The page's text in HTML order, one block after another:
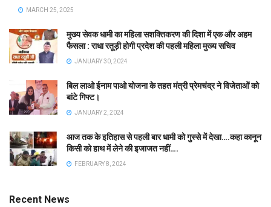
MARCH 25, 2025
मुख्य सेवक धामी का महिला सशक्तिकरण की दिशा में एक और अहम
फैसला : राधा रतूड़ी होगी प्रदेश की पहली महिला मुख्य सचिव
JANUARY 30, 2024
बिल लाओ ईनाम पाओ योजना के तहत मंत्री प्रेमचंद्र ने विजेताओं को
बांटे गिफ्ट।
JANUARY 2, 2024
आज तक के इतिहास से पहली बार धामी को गुस्से में देखा….कहा कानून
किसी को हाथ में लेने की इजाजत नहीं….
FEBRUARY 8, 2024
Recent News